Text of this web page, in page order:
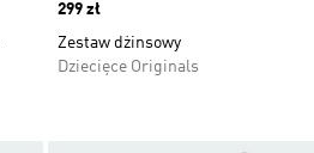
Price
299 zł
Zestaw dżinsowy
Dziecięce Originals